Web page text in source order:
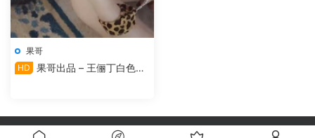
果哥
HD
果哥出品 – 王俪丁白色高